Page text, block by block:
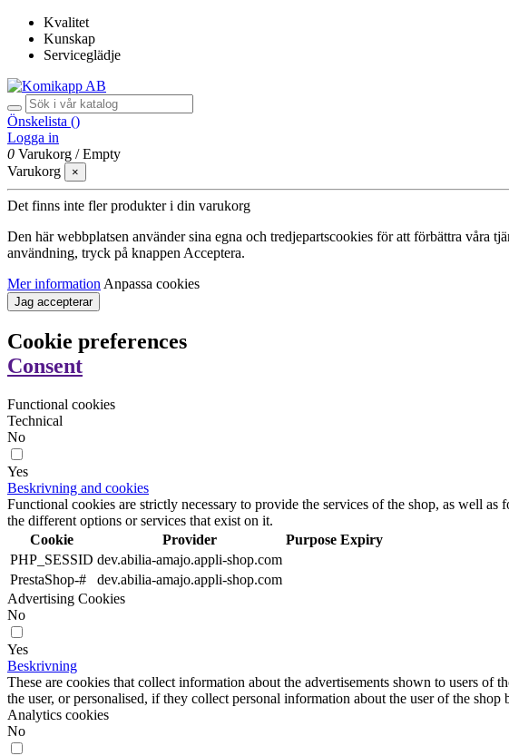
Kvalitet
Kunskap
Serviceglädje
Önskelista ()
Logga in
0 Varukorg /Empty
Varukorg
×
Det finns inte fler produkter i din varukorg
Den här webbplatsen använder sina egna och tredjepartscookies för att förbättra våra
användning, tryck på knappen Acceptera.
Mer information Anpassa cookies
Jag accepterar
Cookie preferences
Consent
Functional cookies
Technical
No
Yes
Beskrivning and cookies
Functional cookies are strictly necessary to provide the services of the shop, as well
the different options or services that exist on it.
Cookie
Provider Purpose Expiry
PHP_SESSID dev.abilia-amajo.appli-shop.com
PrestaShop-#
dev.abilia-amajo.appli-shop.com
Advertising Cookies
No
Yes
Beskrivning
These are cookies that collect information about the advertisements shown to users
the user, or personalised, if they collect personal information about the user of the
Analytics cookies
No